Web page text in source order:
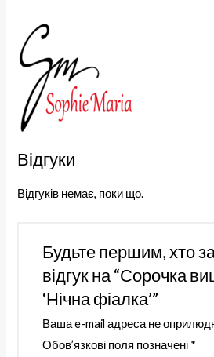
Відгуки
Відгуків немає, поки що.
Будьте першим, хто
відгук на “Сорочка
‘Нічна фіалка’”
Ваша e-mail адреса не
Обов’язкові поля позначені *